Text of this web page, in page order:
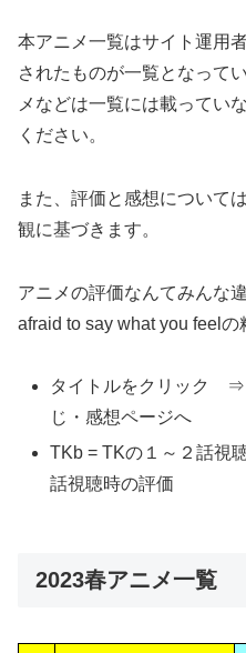
本アニメ一覧はサイト運用
されたものが一覧となって
メなどは一覧には載ってい
ください。
また、評価と感想について
観に基づきます。
アニメの評価なんてみんな
afraid to say what you feelの
タイトルをクリック
じ・感想ページへ
TKb = TKの１～２話視
話視聴時の評価
2023春アニメ一覧